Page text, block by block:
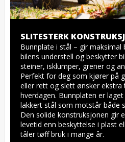
SLITESTERK
Bunnplate i stål – gir maksimal
bilens understell og beskytter
steiner, isklumper, grener og
Perfekt for deg som kjører på
eller rett og slett ønsker ekstra
hverdagen. Bunnplaten er
lakkert stål som motstår både
Den solide konstruksjonen gir
levetid enn beskyttelse i plast
tåler tøff bruk i mange år.